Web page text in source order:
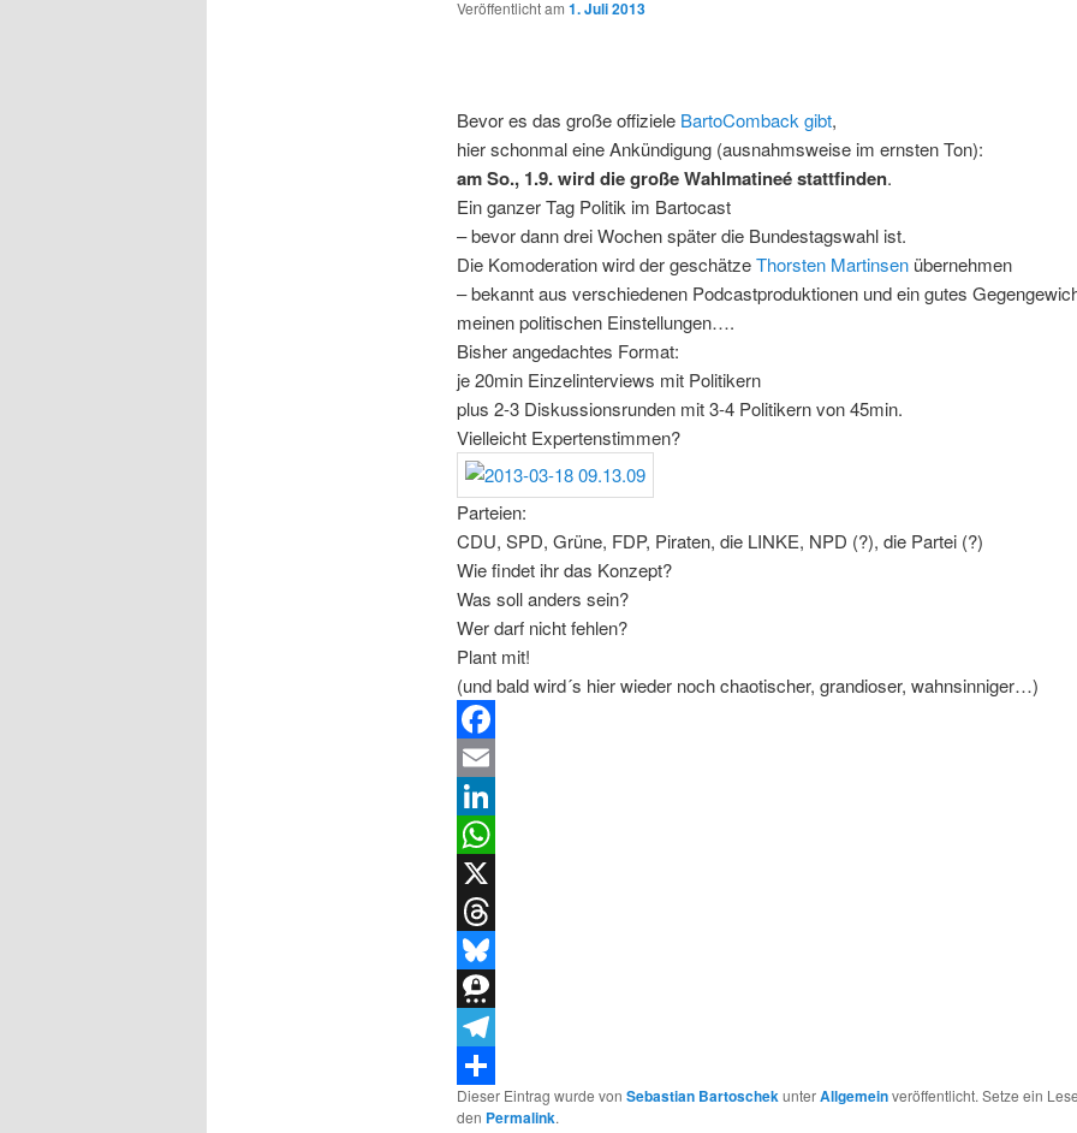
Veröffentlicht am 1. Juli 2013
Bevor es das große offiziele BartoComback gibt,
hier schonmal eine Ankündigung (ausnahmsweise im ernsten Ton):
am So., 1.9. wird die große Wahlmatineé stattfinden.
Ein ganzer Tag Politik im Bartocast
– bevor dann drei Wochen später die Bundestagswahl ist.
Die Komoderation wird der geschätzeThorsten Martinsenübernehmen
– bekannt aus verschiedenen Podcastproduktionen und ein gutes
meinen politischen Einstellungen….
Bisher angedachtes Format:
je 20min Einzelinterviews mit Politikern
plus 2-3 Diskussionsrunden mit 3-4 Politikern von 45min.
Vielleicht Expertenstimmen?
Parteien:
CDU, SPD, Grüne, FDP, Piraten, die LINKE, NPD (?), die Partei (?)
Wie findet ihr das Konzept?
Was soll anders sein?
Wer darf nicht fehlen?
Plant mit!
(und bald wird´s hier wieder noch chaotischer, grandioser, wahnsinniger…)
Facebook
Email
LinkedIn
WhatsApp
X
Threads
Bluesky
Threema
Telegram
Teilen
Dieser Eintrag wurde von Sebastian BartoschekunterAllgemeinveröffentlicht. Setze ein
den Permalink.